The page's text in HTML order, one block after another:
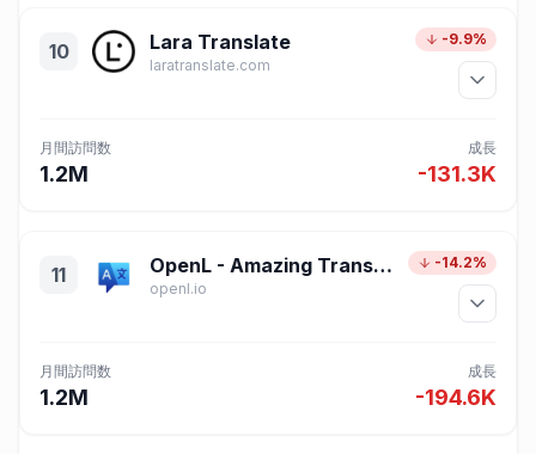
10 Lara Translate
laratranslate.com
-9.9%
月間訪問数
1.2M
成長
-131.3K
11 OpenL - Amazing Translator, powered by AI
openl.io
-14.2%
月間訪問数
1.2M
成長
-194.6K